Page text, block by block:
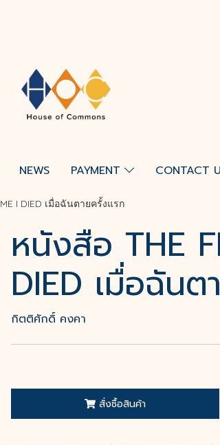
NEWS PAYMENT CONTACT
I DIED เมื่อฉันตายครั้งแรก
หนังสือ THE
DIED เมื่อฉัน
กิตติศักดิ์ คงคา
สั่งซื้อสินค้า